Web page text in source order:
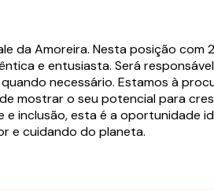
da Amoreira. Nesta posição com
e entusiasta. Será
necessário. Estamos à
mostrar o seu potencial para
inclusão, esta é a oportunidade
e cuidando do planeta.